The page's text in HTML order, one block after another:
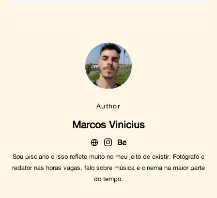
Author
Marcos Vinicius
Sou pisciano e isso reflete muito no meu jeito de existir. Fotógrafo e
redator nas horas vagas, falo sobre música e cinema na maior parte
do tempo.